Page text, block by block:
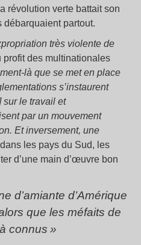
révolution verte battait son
débarquaient partout.
très violente de
profit des multinationales
là que se met en place
s’instaurent
sur le travail et
par un mouvement
Et inversement, une
dans les pays du Sud, les
d’une main d’œuvre bon
d’amiante d’Amérique
que les méfaits de
connus »